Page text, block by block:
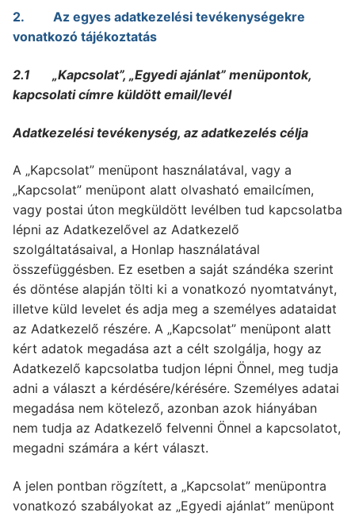
2. Az egyes adatkezelési tevékenységekre
vonatkozó tájékoztatás
2.1 „Kapcsolat”, „Egyedi ajánlat” menüpontok,
kapcsolati címre küldött email/levél
Adatkezelési tevékenység, az adatkezelés célja
A „Kapcsolat” menüpont használatával, vagy a
„Kapcsolat” menüpont alatt olvasható emailcímen,
vagy postai úton megküldött levélben tud kapcsolatba
lépni az Adatkezelővel az Adatkezelő
szolgáltatásaival, a Honlap használatával
összefüggésben. Ez esetben a saját szándéka szerint
és döntése alapján tölti ki a vonatkozó nyomtatványt,
illetve küld levelet és adja meg a személyes adataidat
az Adatkezelő részére. A „Kapcsolat” menüpont alatt
kért adatok megadása azt a célt szolgálja, hogy az
Adatkezelő kapcsolatba tudjon lépni Önnel, meg tudja
adni a választ a kérdésére/kérésére. Személyes adatai
megadása nem kötelező, azonban azok hiányában
nem tudja az Adatkezelő felvenni Önnel a kapcsolatot,
megadni számára a kért választ.
A jelen pontban rögzített, a „Kapcsolat” menüpontra
vonatkozó szabályokat az „Egyedi ajánlat” menüpont